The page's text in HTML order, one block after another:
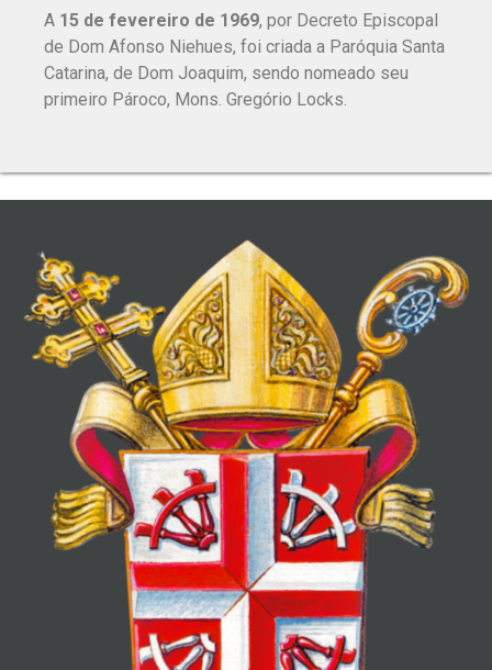
A 15 de fevereiro de 1969, por Decreto Episcopal
de Dom Afonso Niehues, foi criada a Paróquia Santa
Catarina, de Dom Joaquim, sendo nomeado seu
primeiro Pároco, Mons. Gregório Locks.